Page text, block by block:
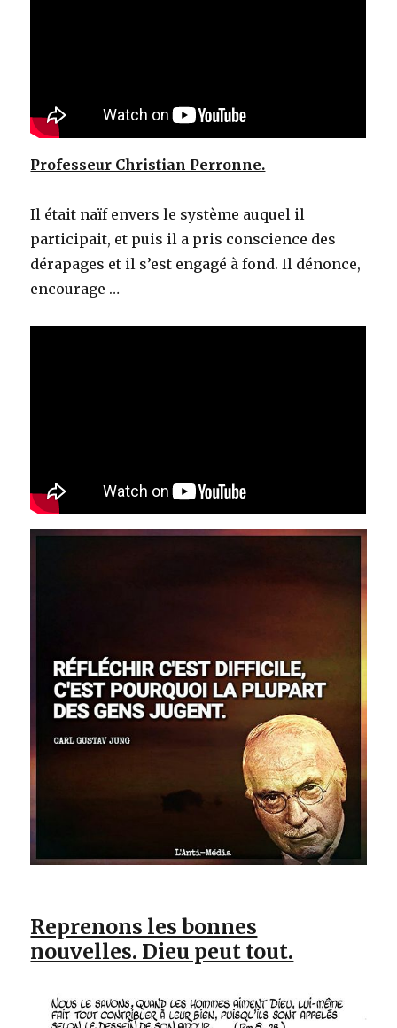
Professeur Christian Perronne.
Il était naïf envers le système auquel il
participait, et puis il a pris conscience des
dérapages et il s’est engagé à fond. Il dénonce,
encourage …
Reprenons les bonnes
nouvelles. Dieu peut tout.